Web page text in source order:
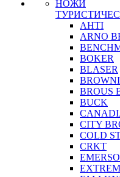
AHTI
ARNO
BOKER
BLASER
BROUS
BUCK
CITY
COLD
CRKT